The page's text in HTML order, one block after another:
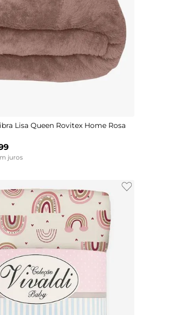
Lisa Queen Rovitex Home Rosa
juros